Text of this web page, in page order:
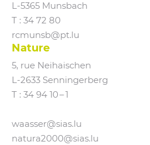
L‑5365 Munsbach
T : 34 72 80
rcmunsb@​pt.​lu
Nature
5, rue Neihaischen
L‑2633 Senningerberg
T : 34 94 10 – 1
waasser@​sias.​lu
natura2000@​sias.​lu